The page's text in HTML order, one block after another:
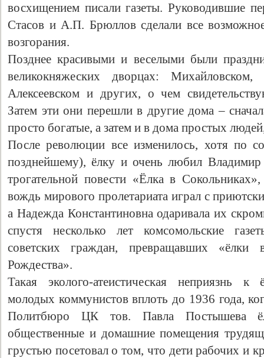
восхищением писали газеты. Руководившие
Стасов и А.П. Брюллов сделали все
возгорания.
Позднее красивыми и веселыми были
великокняжеских дворцах: Михайловском,
Алексеевском и других, о чем
Затем эти они перешли в другие дома –
просто богатые, а затем и в дома простых
После революции все изменилось, хотя по
позднейшему), ёлку и очень любил
трогательной повести «Ёлка в
вождь мирового пролетариата играл с
а Надежда Константиновна одаривала их
спустя несколько лет комсомольские
советских граждан, превращавших
Рождества».
Такая эколого-атеистическая неприязнь к
молодых коммунистов вплоть до 1936 года,
Политбюро ЦК тов. Павла Постышева
общественные и домашние помещения
грустью посетовал о том, что дети рабочих и